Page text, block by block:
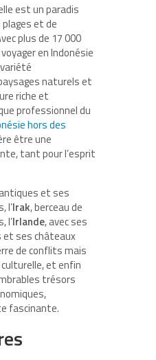
est un paradis
et de
plus de 17 000
en Indonésie
naturels et
riche et
professionnel du
hors des
être une
tant pour l’esprit
et ses
l’Irak, berceau de
l’Irlande, avec ses
et ses châteaux
de conflits mais
et enfin
trésors
fascinante.